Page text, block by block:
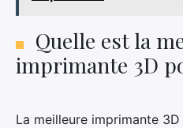
Quelle est la
imprimante 3D
La meilleure imprimante